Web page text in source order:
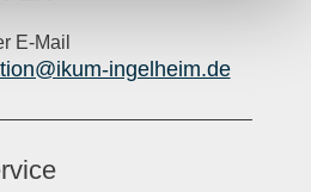
E-Mail
ingelheim.de